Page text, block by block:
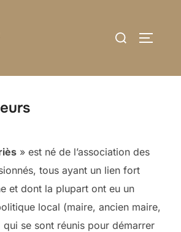
Rechercher :
» est né de l’association des
tous ayant un lien fort
et dont la plupart ont eu un
local (maire, ancien maire,
se sont réunis pour démarrer